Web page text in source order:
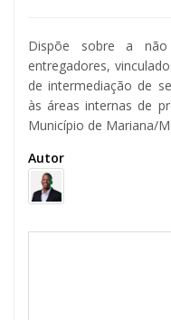
Dispõe sobre a
entregadores,
de intermediação de
às áreas internas de
Município de Mariana/
Autor